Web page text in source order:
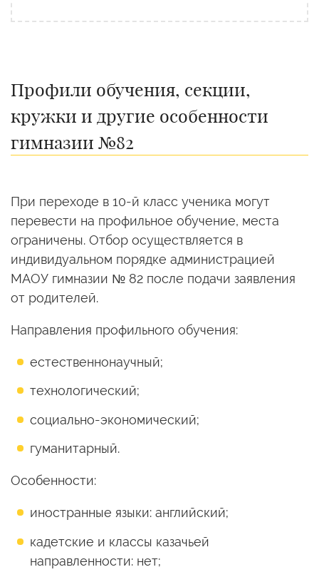
Профили обучения, секции,
кружки и другие особенности
гимназии №82
При переходе в 10-й класс ученика могут
перевести на профильное обучение, места
ограничены. Отбор осуществляется в
индивидуальном порядке администрацией
МАОУ гимназии № 82 после подачи заявления
от родителей.
Направления профильного обучения:
естественнонаучный;
технологический;
социально-экономический;
гуманитарный.
Особенности:
иностранные языки: английский;
кадетские и классы казачьей
направленности: нет;